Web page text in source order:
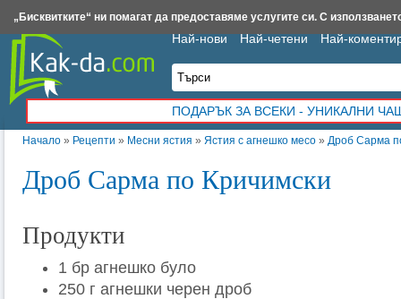
Начало » Рецепти » Месни ястия » Ястия с агнешко месо » Дроб Сарма
Дроб Сарма по Кричимски
Продукти
1 бр агнешко було
250 г агнешки черен дроб
Най-нови Най-четени Най-
ПОДАРЪК ЗА ВСЕКИ - УНИКАЛНИ
Insert.bg Framar.bg Kak-da.com Iztochnik.com BauBau.bg NewAge.bg
„Бисквитките“ ни помагат да предоставяме услугите си. С